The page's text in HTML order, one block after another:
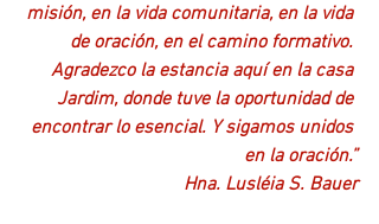
misión, en la vida comunitaria, en la vida
de oración, en el camino formativo.
Agradezco la estancia aquí en la casa
Jardim, donde tuve la oportunidad de
encontrar lo esencial. Y sigamos unidos
en la oración.”
Hna. Lusléia S. Bauer